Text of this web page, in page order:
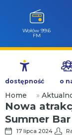
Przejdź
treści
Wołów 99.6
FM
dostępność o
Home »
Nowa
Summer Bar
17 lipca 2024